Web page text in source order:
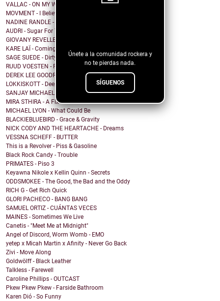
Únete a la comunidad rockera y
no te pierdas nada.
SÍGUENOS
VALLAC - ON MY WAY
MOVMENT - I Believe In Noise
NADINE RANDLE - Waterfalls
AUDRI - Sugar For The Flies
GIOVANY REVELLE - Believe In
KARE LAÏ - Coming back to Nen'ka
SAGE SUEDE - Dirty Blonde
RUUD VOESTEN - Ruud Voesten's Ambrosia
DEREK LEE GOODREID - Struck By Lightning Again
LOKKISKOTT - Deep Inside
SANJAY MICHAEL - Rocking Into Midnight
MIRA STHIRA - A Fix
MICHAEL LYON - What Could Be
BLACKIEBLUEBIRD - Grace & Gravity
NICK CODY AND THE HEARTACHE - Dreams
VESSNA SCHEFF - BUTTER
This is a Revolver - Piss & Gasoline
Black Rock Candy - Trouble
PRIMATES - Piso 3
Keyawna Nikole x Kellin Quinn - Secrets
ODDSMOKEE - The Good, the Bad and the Oddy
RICH G - Get Rich Quick
GLORI PACHECO - BANG BANG
SAMUEL ORTIZ - CUÁNTAS VECES
MAINES - Sometimes We Live
Canetis - "Meet Me at Midnight"
Angel of Discord, Worm Womb - EMO
yetep x Micah Martin x Afinity - Never Go Back
Zivi - Move Along
Goldwölff - Black Leather
Talkless - Farewell
Caroline Phillips - OUTCAST
Pkew Pkew Pkew - Farside Bathroom
Karen Dió - So Funny